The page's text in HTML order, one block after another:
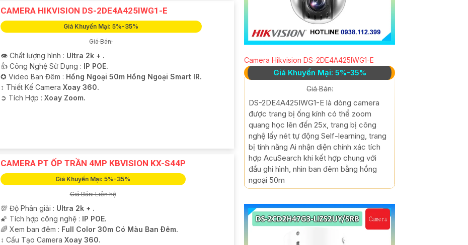
CAMERA HIKVISION DS-2DE4A425IWG1-E
Giá Khuyến Mại: 5%-35%
Giá Bán:
👁 Chất lượng hình : Ultra 2k + .
👍 Công Nghệ Sử Dụng : IP POE.
✪ Video Ban Đêm : Hồng Ngoại 50m Hồng Ngoại Smart IR.
↕️ Thiết Kế Camera Xoay 360.
️➲ Tích Hợp : Xoay Zoom.
CAMERA PT ỐP TRẦN 4MP KBVISION KX-S44P
Giá Khuyến Mại: 5%-35%
Giá Bán: Liên hệ
💯 Độ Phân giải : Ultra 2k + .
🌠 Tích hợp công nghệ :
IP POE.
🌈 Xem ban đêm : Full Color 30m Có Màu Ban Ðêm.
↕️ Cấu Tạo Camera Xoay 360.
Camera Hikvision DS-2DE4A425IWG1-E
Giá Khuyến Mại: 5%-35%
Giá Bán:
DS-2DE4A425IWG1-E là dòng camera
được trang bị ống kính có thể zoom
quang học lên đến 25x, trang bị công
nghệ lấy nét tự động Self-learning, trang
bị tính năng Ai nhận diện chính xác tích
hợp AcuSearch khi kết hợp chung với
đầu ghi hình, nhìn ban đêm bằng hồng
ngoại 50m